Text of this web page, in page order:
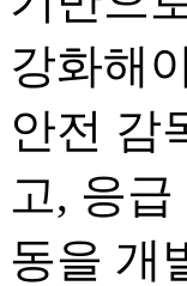
강화해
안전 감
고, 응
동을 개